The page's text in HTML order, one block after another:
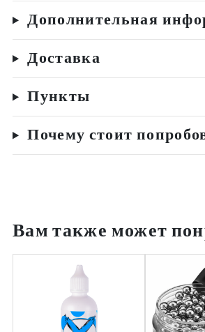
Дополнительная
Доставка
Пункты
Почему стоит
Вам также может